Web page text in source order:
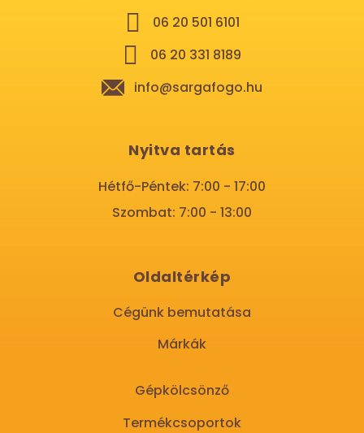
06 20 501 6101
06 20 331 8189
info@sargafogo.hu
Nyitva tartás
Hétfő-Péntek: 7:00 - 17:00
Szombat: 7:00 - 13:00
Oldaltérkép
Cégünk bemutatása
Márkák
Gépkölcsönző
Termékcsoportok